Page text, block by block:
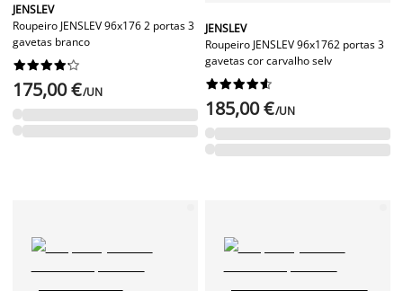
JENSLEV
Roupeiro JENSLEV 96x176 2 portas 3
gavetas branco






175,00 €/UN
JENSLEV
Roupeiro JENSLEV 96x1762 portas 3
gavetas cor carvalho selv






185,00 €/UN